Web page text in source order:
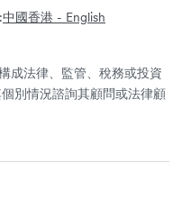
中國香港 - English
成法律、監管、稅務或投資
別情況諮詢其顧問或法律顧